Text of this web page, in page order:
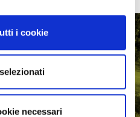
i cookie
necessari